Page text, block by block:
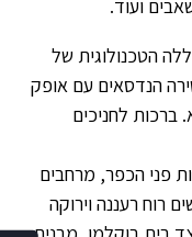
ועוד.
הטכנולוגית של
הנדסאים עם אופק
ברכות לחניכים
פני הכפר, מרחבים
רוח רעננה וירוקה